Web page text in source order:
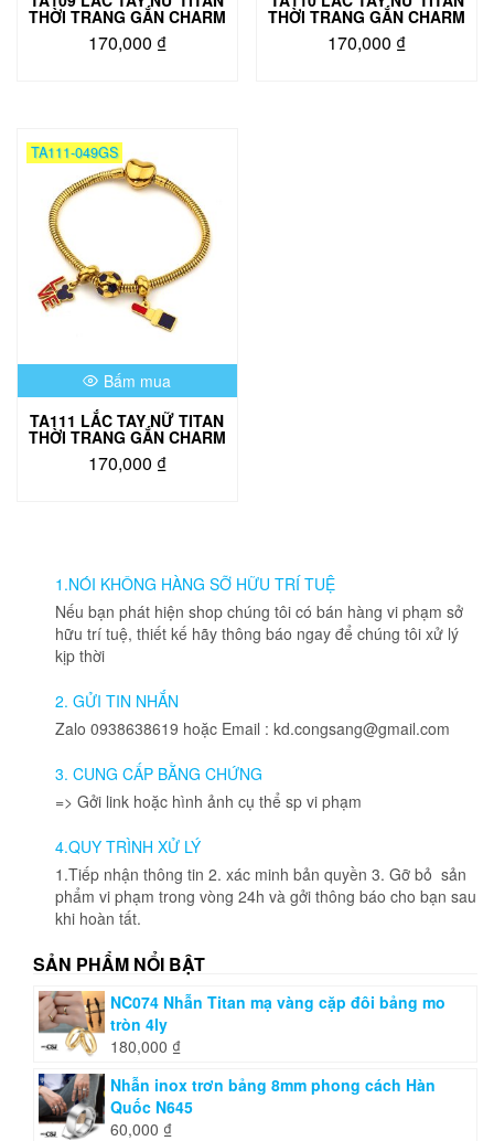
THỜI TRANG GẮN CHARM
170,000 ₫
THỜI TRANG GẮN CHARM
170,000 ₫
TA111-049GS
Bấm mua
TA111 LẮC TAY NỮ TITAN
THỜI TRANG GẮN CHARM
170,000 ₫
1.NÓI KHÔNG HÀNG SỠ HỮU TRÍ TUỆ
Nếu bạn phát hiện shop chúng tôi có bán hàng vi phạm sở
hữu trí tuệ, thiết kế hãy thông báo ngay để chúng tôi xử lý
kịp thời
2. GỬI TIN NHẮN
Zalo 0938638619 hoặc Email : kd.congsang@gmail.com
3. CUNG CẤP BẰNG CHỨNG
=> Gởi link hoặc hình ảnh cụ thể sp vi phạm
4.QUY TRÌNH XỬ LÝ
1.Tiếp nhận thông tin 2. xác minh bản quyền 3. Gỡ bỏ sản
phẩm vi phạm trong vòng 24h và gởi thông báo cho bạn sau
khi hoàn tất.
SẢN PHẨM NỔI BẬT
NC074 Nhẫn Titan mạ vàng cặp đôi bảng mo
tròn 4ly
180,000 ₫
Nhẫn inox trơn bảng 8mm phong cách Hàn
Quốc N645
60,000 ₫